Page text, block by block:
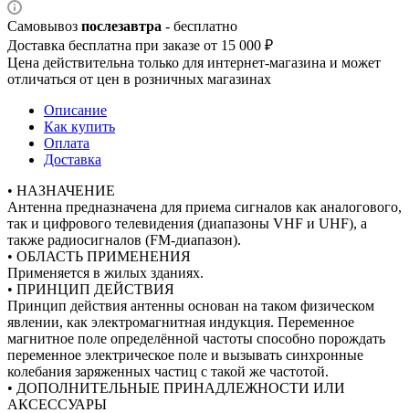
Самовывоз послезавтра - бесплатно
Доставка бесплатна при заказе от 15 000 ₽
Цена действительна только для интернет-магазина и может
отличаться от цен в розничных магазинах
Описание
Как купить
Оплата
Доставка
• НАЗНАЧЕНИЕ
Антенна предназначена для приема сигналов как аналогового,
так и цифрового телевидения (диапазоны VHF и UHF), а
также радиосигналов (FM-диапазон).
• ОБЛАСТЬ ПРИМЕНЕНИЯ
Применяется в жилых зданиях.
• ПРИНЦИП ДЕЙСТВИЯ
Принцип действия антенны основан на таком физическом
явлении, как электромагнитная индукция. Переменное
магнитное поле определённой частоты способно порождать
переменное электрическое поле и вызывать синхронные
колебания заряженных частиц с такой же частотой.
• ДОПОЛНИТЕЛЬНЫЕ ПРИНАДЛЕЖНОСТИ ИЛИ
АКСЕССУАРЫ